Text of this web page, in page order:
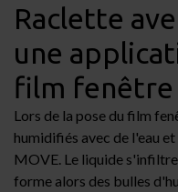
Raclette
une
film fenêtre
Lors de la pose du film
humidifiés avec de l'eau
MOVE. Le liquide
forme alors des bulles